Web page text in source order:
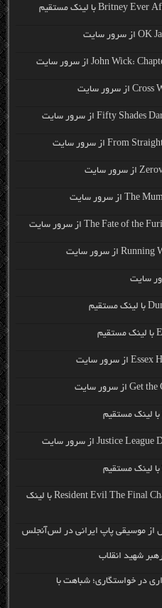
دانلود رایگان فیلم خارجی Resident Evil The Final Chapter 2017 با لینک
از موسیقی پاپ ایرانی در لس‌آنجلس
در خواستگاری؛ شباهت با